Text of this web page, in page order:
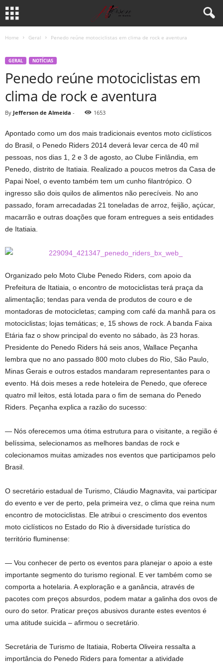
Home Geral Penedo reúne motociclistas em clima de rock e aventura
GERAL NOTÍCIAS
Penedo reúne motociclistas em
clima de rock e aventura
By Jefferson de Almeida - 1653
Apontado como um dos mais tradicionais eventos moto ciclísticos
do Brasil, o Penedo Riders 2014 deverá levar cerca de 40 mil
pessoas, nos dias 1, 2 e 3 de agosto, ao Clube Finlândia, em
Penedo, distrito de Itatiaia. Realizado a poucos metros da Casa de
Papai Noel, o evento também tem um cunho filantrópico. O
ingresso são dois quilos de alimentos não perecíveis. No ano
passado, foram arrecadadas 21 toneladas de arroz, feijão, açúcar,
macarrão e outras doações que foram entregues a seis entidades
de Itatiaia.
Organizado pelo Moto Clube Penedo Riders, com apoio da
Prefeitura de Itatiaia, o encontro de motociclistas terá praça da
alimentação; tendas para venda de produtos de couro e de
montadoras de motocicletas; camping com café da manhã para os
motociclistas; lojas temáticas; e, 15 shows de rock. A banda Faixa
Etária faz o show principal do evento no sábado, às 23 horas.
Presidente do Penedo Riders há seis anos, Wallace Peçanha
lembra que no ano passado 800 moto clubes do Rio, São Paulo,
Minas Gerais e outros estados mandaram representantes para o
evento. Há dois meses a rede hoteleira de Penedo, que oferece
quatro mil leitos, está lotada para o fim de semana do Penedo
Riders. Peçanha explica a razão do sucesso:
— Nós oferecemos uma ótima estrutura para o visitante, a região é
belíssima, selecionamos as melhores bandas de rock e
colecionamos muitas amizades nos eventos que participamos pelo
Brasil.
O secretário estadual de Turismo, Cláudio Magnavita, vai participar
do evento e ver de perto, pela primeira vez, o clima que reina num
encontro de motociclistas. Ele atribui o crescimento dos eventos
moto ciclísticos no Estado do Rio à diversidade turística do
território fluminense:
— Vou conhecer de perto os eventos para planejar o apoio a este
importante segmento do turismo regional. E ver também como se
comporta a hotelaria. A exploração e a ganância, através de
pacotes com preços absurdos, podem matar a galinha dos ovos de
ouro do setor. Praticar preços abusivos durante estes eventos é
uma atitude suicida – afirmou o secretário.
Secretária de Turismo de Itatiaia, Roberta Oliveira ressalta a
importância do Penedo Riders para fomentar a atividade